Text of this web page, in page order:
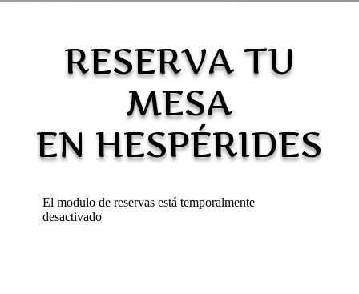
RESERVA TU
MESA
EN HESPÉRIDES